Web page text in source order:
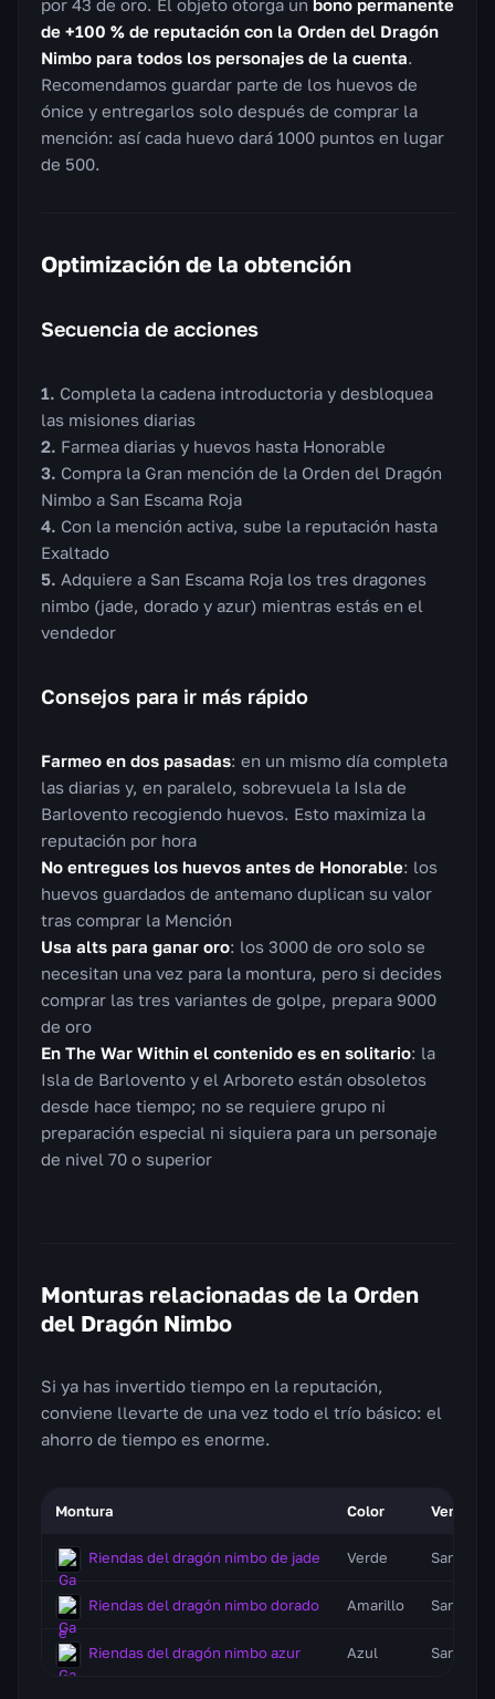
por 43 de oro. El objeto otorga un bono permanente
de +100 % de reputación con la Orden del Dragón
Nimbo para todos los personajes de la cuenta.
Recomendamos guardar parte de los huevos de
ónice y entregarlos solo después de comprar la
mención: así cada huevo dará 1000 puntos en lugar
de 500.
Optimización de la obtención
Secuencia de acciones
Completa la cadena introductoria y desbloquea
las misiones diarias
Farmea diarias y huevos hasta Honorable
Compra la Gran mención de la Orden del Dragón
Nimbo a San Escama Roja
Con la mención activa, sube la reputación hasta
Exaltado
Adquiere a San Escama Roja los tres dragones
nimbo (jade, dorado y azur) mientras estás en el
vendedor
Consejos para ir más rápido
Farmeo en dos pasadas: en un mismo día completa
las diarias y, en paralelo, sobrevuela la Isla de
Barlovento recogiendo huevos. Esto maximiza la
reputación por hora
No entregues los huevos antes de Honorable: los
huevos guardados de antemano duplican su valor
tras comprar la Mención
Usa alts para ganar oro: los 3000 de oro solo se
necesitan una vez para la montura, pero si decides
comprar las tres variantes de golpe, prepara 9000
de oro
En The War Within el contenido es en solitario: la
Isla de Barlovento y el Arboreto están obsoletos
desde hace tiempo; no se requiere grupo ni
preparación especial ni siquiera para un personaje
de nivel 70 o superior
Monturas relacionadas de la Orden
del Dragón Nimbo
Si ya has invertido tiempo en la reputación,
conviene llevarte de una vez todo el trío básico: el
ahorro de tiempo es enorme.
Montura Color
Riendas del dragón nimbo de jade Verde San
Riendas del dragón nimbo dorado Amarillo San
Riendas del dragón nimbo azur Azul San